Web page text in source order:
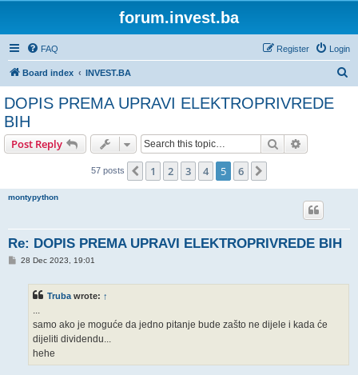
forum.invest.ba
FAQ Login
Register
Board index INVEST.BA
DOPIS PREMA UPRAVI ELEKTROPRIVREDE
BIH
Post Reply Search
57 posts Previous
1 2 3 4 5 6
montypython
Re: DOPIS PREMA UPRAVI ELEKTROPRIVREDE BIH
P28 Dec 2023, 19:01
Trubawrote: ↑
...
samo ako je moguće da jedno pitanje bude zašto ne dijele i kada će
dijeliti dividendu...
hehe